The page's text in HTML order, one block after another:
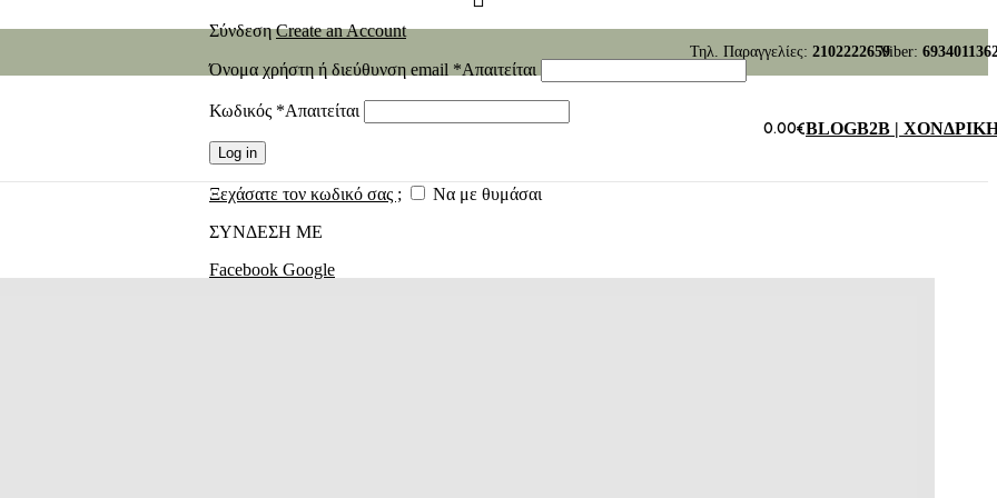
Τηλ. Παραγγελίες: 2102222659Viber:
ΣύνδεσηCreate an Account
Όνομα χρήστη ή διεύθυνση email *Απαιτείται
Κωδικός *Απαιτείται
Log in
Ξεχάσατε τον κωδικό σας ;
Να με θυμάσαι
ΣΥΝΔΕΣΗ ΜΕ
Facebook Google
0.00€BLOGB2B |